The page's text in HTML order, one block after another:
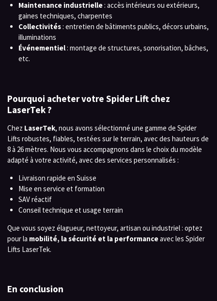
Maintenance industrielle: accès intérieurs ou extérieurs,
gaines techniques, charpentes
Collectivités: entretien de bâtiments publics, décors urbains,
illuminations
Événementiel: montage de structures, sonorisation, bâches,
etc.
Pourquoi acheter votre Spider Lift chez
LaserTek ?
Chez LaserTek, nous avons sélectionné une gamme de Spider
Lifts robustes, fiables, testées sur le terrain, avec des hauteurs de
8 à 26 mètres. Nous vous accompagnons dans le choix du modèle
adapté à votre activité, avec des services personnalisés :
Livraison rapide en Suisse
Mise en service et formation
SAV réactif
Conseil technique et usage terrain
Que vous soyez élagueur, nettoyeur, artisan ou industriel : optez
pour la mobilité, la sécurité et la performanceavec les Spider
Lifts LaserTek.
En conclusion